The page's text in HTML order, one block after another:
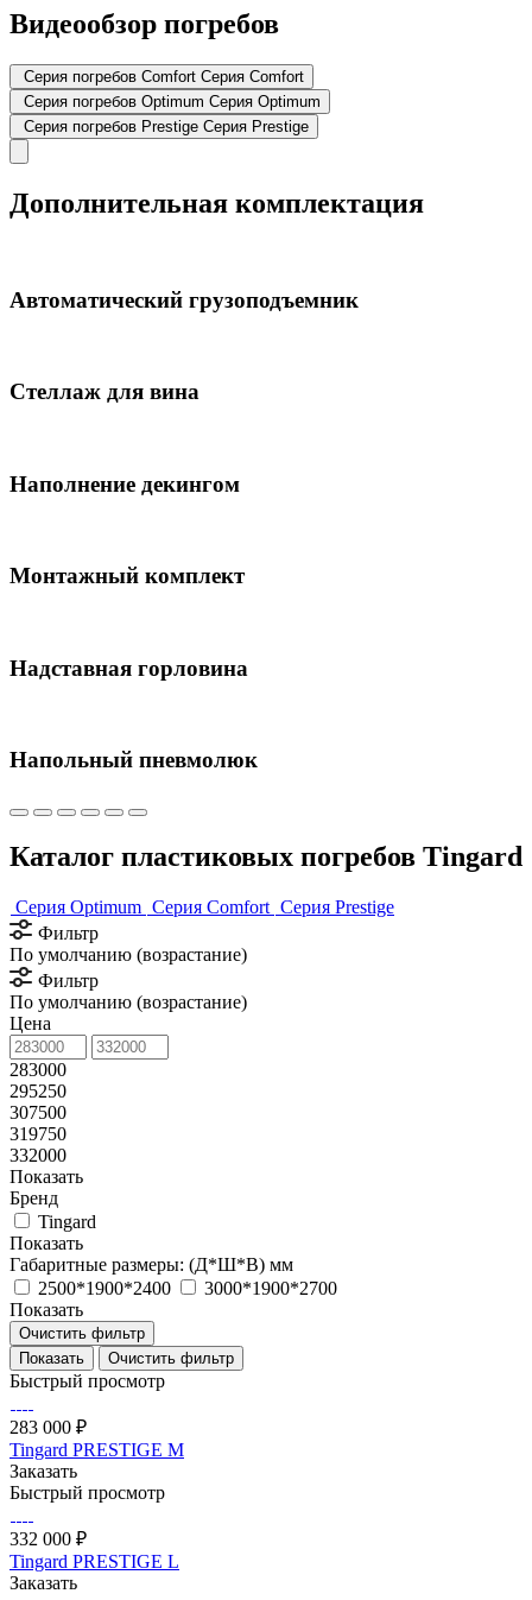
Видеообзор погребов
Серия погребов Comfort Серия Comfort
Серия погребов Optimum Серия Optimum
Серия погребов Prestige Серия Prestige
Дополнительная комплектация
Автоматический грузоподъемник
Стеллаж для вина
Наполнение декингом
Монтажный комплект
Надставная горловина
Напольный пневмолюк
Каталог пластиковых погребов Tingard
Серия Optimum Серия Comfort Серия Prestige
Фильтр
По умолчанию (возрастание)
Фильтр
По умолчанию (возрастание)
Цена
283000
295250
307500
319750
332000
Показать
Бренд
Tingard
Показать
Габаритные размеры: (Д*Ш*В) мм
2500*1900*2400
3000*1900*2700
Показать
Очистить фильтр
Очистить фильтр
Быстрый просмотр
283 000 ₽
Tingard PRESTIGE M
Заказать
Быстрый просмотр
332 000 ₽
Tingard PRESTIGE L
Заказать